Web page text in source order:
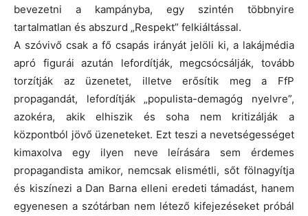
bevezetni a kampányba, egy szintén többnyire
tartalmatlan és abszurd „Respekt” felkiáltással.
A szóvivő csak a fő csapás irányát jelöli ki, a lakájmédia
apró figurái azután lefordítják, megcsócsálják, tovább
torzítják az üzenetet, illetve erősítik meg a FfP
propagandát, lefordítják „populista-demagóg nyelvre”,
azokéra, akik elhiszik és soha nem kritizálják a
központból jövő üzeneteket. Ezt teszi a nevetségességet
kimaxolva egy ilyen neve leírására sem érdemes
propagandista amikor, nemcsak elismétli, sőt fölnagyítja
és kiszínezi a Dan Barna elleni eredeti támadást, hanem
egyenesen a szótárban nem létező kifejezéseket próbál